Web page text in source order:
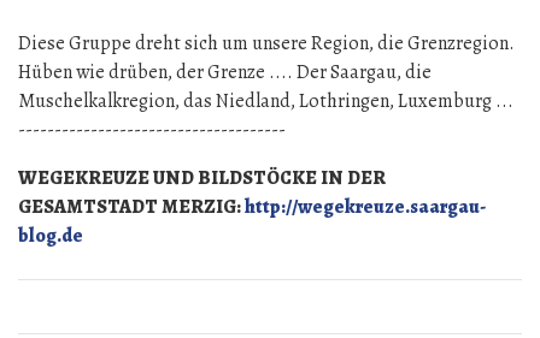
Diese Gruppe dreht sich um unsere Region, die Grenzregion.
Hüben wie drüben, der Grenze .... Der Saargau, die
Muschelkalkregion, das Niedland, Lothringen, Luxemburg ...
-------------------------------------
WEGEKREUZE UND BILDSTÖCKE IN DER
GESAMTSTADT MERZIG:http://wegekreuze.saargau-
blog.de